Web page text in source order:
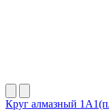
Круг алмазный